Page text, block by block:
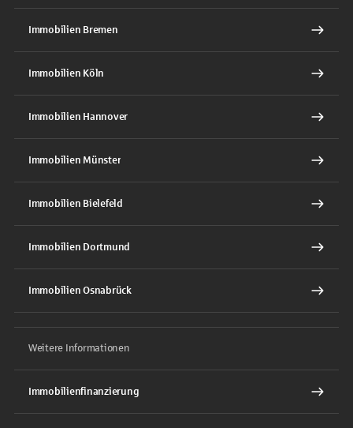
Immobilien Bremen
Immobilien Köln
Immobilien Hannover
Immobilien Münster
Immobilien Bielefeld
Immobilien Dortmund
Immobilien Osnabrück
Weitere Informationen
Immobilienfinanzierung